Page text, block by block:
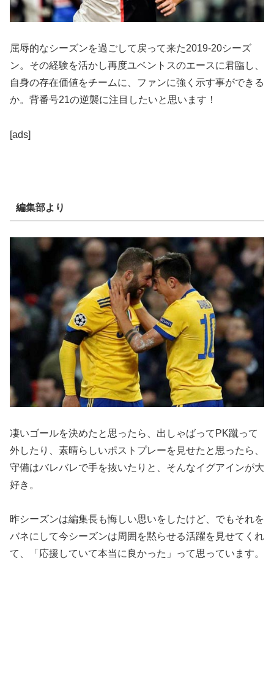
屈辱的なシーズンを過ごして戻って来た2019-20シーズ
ン。その経験を活かし再度ユベントスのエースに君臨し、
自身の存在価値をチームに、ファンに強く示す事ができる
か。背番号21の逆襲に注目したいと思います！
[ads]
編集部より
凄いゴールを決めたと思ったら、出しゃばってPK蹴って
外したり、素晴らしいポストプレーを見せたと思ったら、
守備はバレバレで手を抜いたりと、そんなイグアインが大
好き。
昨シーズンは編集長も悔しい思いをしたけど、でもそれを
バネにして今シーズンは周囲を黙らせる活躍を見せてくれ
て、「応援していて本当に良かった」って思っています。